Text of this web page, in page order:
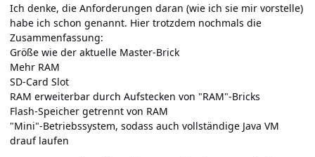
Ich denke, die Anforderungen daran (wie ich sie mir vorstelle)
habe ich schon genannt. Hier trotzdem nochmals die
Zusammenfassung:
Größe wie der aktuelle Master-Brick
Mehr RAM
SD-Card Slot
RAM erweiterbar durch Aufstecken von "RAM"-Bricks
Flash-Speicher getrennt von RAM
"Mini"-Betriebssystem, sodass auch vollständige Java VM
drauf laufen